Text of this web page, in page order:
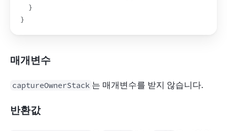
}
}
매개변수
captureOwnerStack 는 매개변수를 받지 않습니다.
반환값